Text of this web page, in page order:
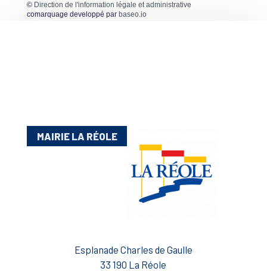
© Direction de l'information légale et administrative
comarquage developpé par baseo.io
MAIRIE LA RÉOLE
Esplanade Charles de Gaulle
33 190 La Réole